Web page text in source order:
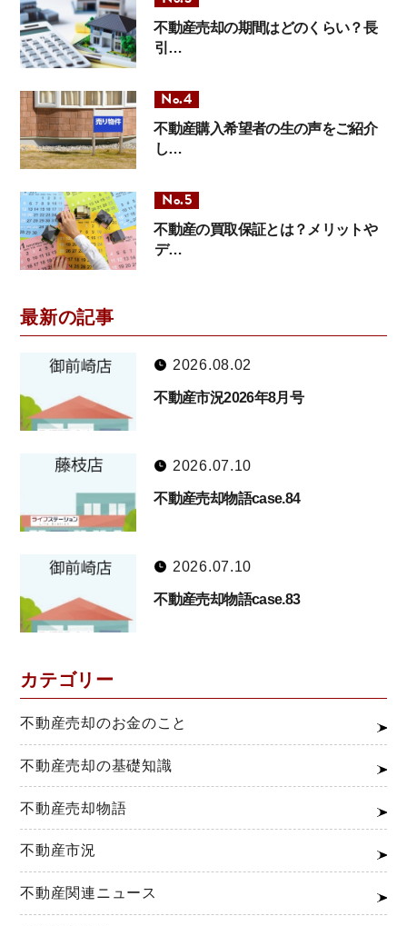
不動産売却の期間はどのくらい？長
引…
不動産購入希望者の生の声をご紹介
し…
不動産の買取保証とは？メリットや
デ…
最新の記事
2026.08.02
不動産市況2026年8月号
2026.07.10
不動産売却物語case.84
2026.07.10
不動産売却物語case.83
カテゴリー
不動産売却のお金のこと
不動産売却の基礎知識
不動産売却物語
不動産市況
不動産関連ニュース